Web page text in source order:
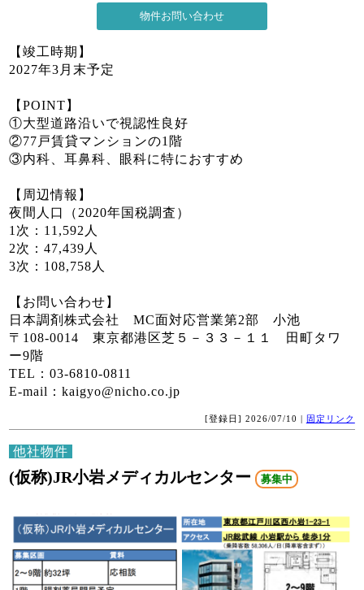
【竣工時期】
2027年3月末予定
【POINT】
①大型道路沿いで視認性良好
②77戸賃貸マンションの1階
③内科、耳鼻科、眼科に特におすすめ
【周辺情報】
夜間人口（2020年国税調査）
1次：11,592人
2次：47,439人
3次：108,758人
【お問い合わせ】
日本調剤株式会社 MC面対応営業第2部 小池
〒108-0014 東京都港区芝５－３３－１１ 田町タワ
ー9階
TEL：03-6810-0811
E-mail：kaigyo@nicho.co.jp
[登録日] 2026/07/10 | 固定リンク
他社物件
(仮称)JR小岩メディカルセンター 募集中